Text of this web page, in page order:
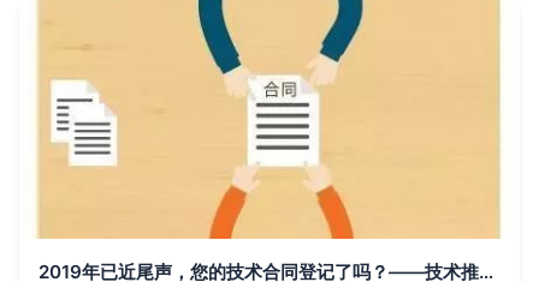
2019年已近尾声，您的技术合同登记了吗？——技术推广必知的政策红利与操作指南